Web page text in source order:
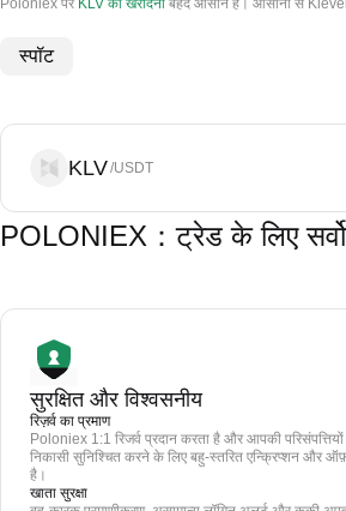
Poloniex पर KLV का खरीदना बेहद आसान है। आसानी से Klever
स्पॉट
KLV/USDT
POLONIEX：ट्रेड के लिए
सुरक्षित और विश्वसनीय
रिज़र्व का प्रमाण
Poloniex 1:1 रिजर्व प्रदान करता है और आपकी
निकासी सुनिश्चित करने के लिए बहु-स्तरित एन्क्रिप्शन और
है।
खाता सुरक्षा